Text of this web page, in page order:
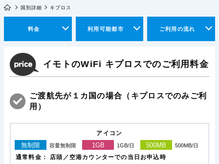
国別詳細 キプロス
料金 利用可能都市 ご利用の流れ
イモトのWiFi キプロスでのご利用料金
ご渡航先が１カ国の場合（キプロスでのみご利
用）
アイコン
無制限 容量無制限 1GB 1GB/日 500MB 500MB/日
通常料金：
店頭／空港カウンターでの当日お申込時